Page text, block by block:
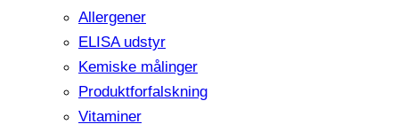
Allergener
ELISA udstyr
Kemiske målinger
Produktforfalskning
Vitaminer